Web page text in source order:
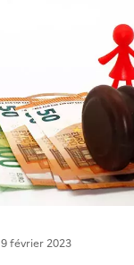
9 février 2023